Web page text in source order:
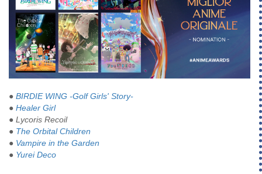
● BIRDIE WING -Golf Girls' Story-
● Healer Girl
● Lycoris Recoil
● The Orbital Children
● Vampire in the Garden
● Yurei Deco